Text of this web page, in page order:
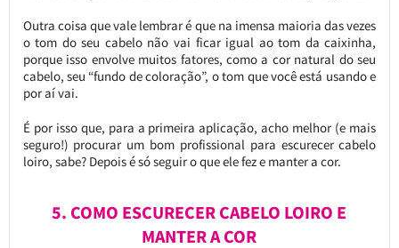
Outra coisa que vale lembrar é que na imensa maioria das vezes
o tom do seu cabelo não vai ficar igual ao tom da caixinha,
porque isso envolve muitos fatores, como a cor natural do seu
cabelo, seu “fundo de coloração”, o tom que você está usando e
por aí vai.
É por isso que, para a primeira aplicação, acho melhor (e mais
seguro!) procurar um bom profissional para escurecer cabelo
loiro, sabe? Depois é só seguir o que ele fez e manter a cor.
5. COMO ESCURECER CABELO LOIRO E
MANTER A COR